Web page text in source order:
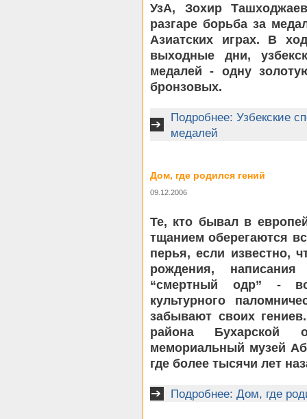
УзА, Зохир
разгаре борьба за
Азиатских играх. В
выходные дни,
медалей - одну
бронзовых.
Подробнее: Узбекские
медалей
Дом, где родился гений
09.12.2006
Те, кто бывал в
тщанием оберегаются
перья, если известно,
рождения,
“смертный одр” -
культурного
забывают своих
района Бухарской
мемориальный музей
где более тысячи лет
Подробнее: Дом, где